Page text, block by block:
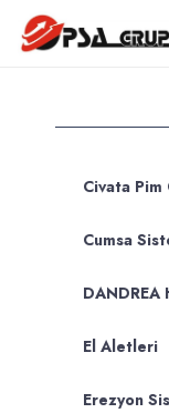
Civata Pim
Cumsa
DANDREA
El Aletleri
Erezyon